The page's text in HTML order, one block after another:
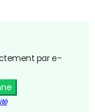
par e-